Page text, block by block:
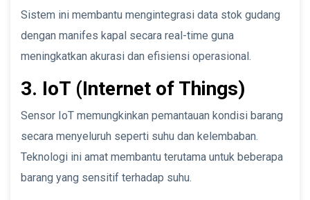
Sistem ini membantu mengintegrasi data stok gudang
dengan manifes kapal secara real-time guna
meningkatkan akurasi dan efisiensi operasional.
3. IoT (Internet of Things)
Sensor IoT memungkinkan pemantauan kondisi barang
secara menyeluruh seperti suhu dan kelembaban.
Teknologi ini amat membantu terutama untuk beberapa
barang yang sensitif terhadap suhu.